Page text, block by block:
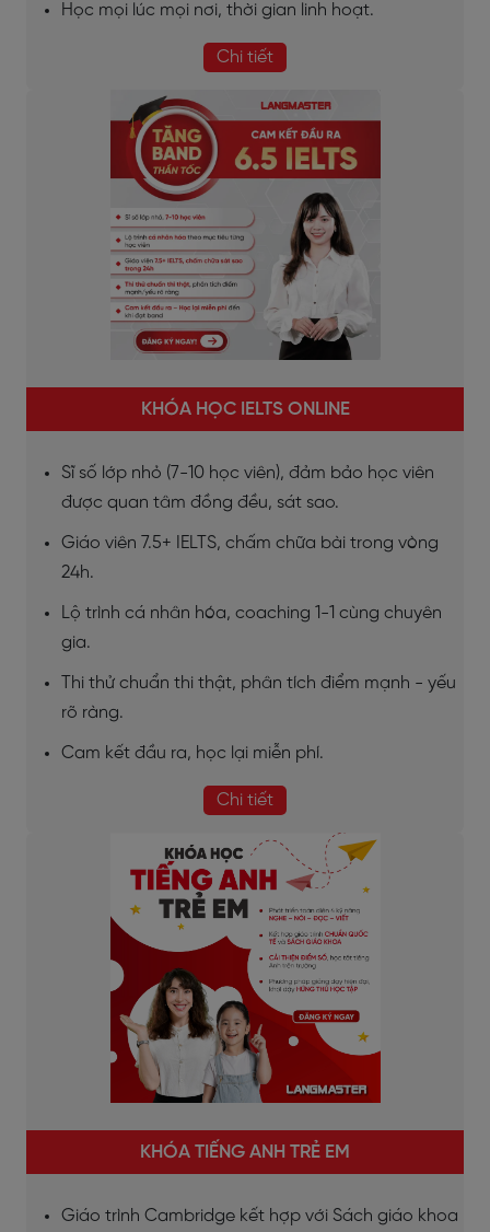
Học mọi lúc mọi nơi, thời gian linh hoạt.
Chi tiết
KHÓA HỌC IELTS ONLINE
Sĩ số lớp nhỏ (7-10 học viên), đảm bảo học viên
được quan tâm đồng đều, sát sao.
Giáo viên 7.5+ IELTS, chấm chữa bài trong vòng
24h.
Lộ trình cá nhân hóa, coaching 1-1 cùng chuyên
gia.
Thi thử chuẩn thi thật, phân tích điểm mạnh - yếu
rõ ràng.
Cam kết đầu ra, học lại miễn phí.
Chi tiết
KHÓA TIẾNG ANH TRẺ EM
Giáo trình Cambridge kết hợp với Sách giáo khoa